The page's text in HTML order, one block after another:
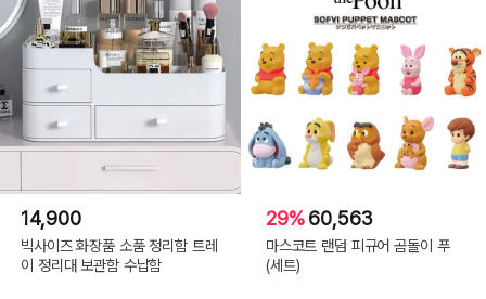
14,900
빅사이즈 화장품 소품 정리함 트레
이 정리대 보관함 수납함
29%60,563
마스코트 랜덤 피규어 곰돌이 푸
(세트)